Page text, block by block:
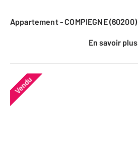
Appartement - COMPIEGNE (60200)
En savoir plus
Vendu